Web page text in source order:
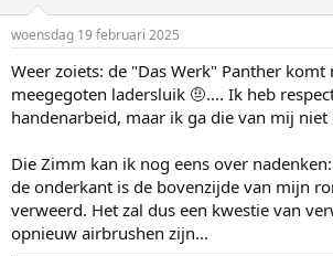
n
e
n
:
woensdag 19 februari 2025
Weer zoiets: de "Das Werk" Panther komt
meegegoten ladersluik 🤨.... Ik heb
handenarbeid, maar ik ga die van mij niet
Die Zimm kan ik nog eens over
de onderkant is de bovenzijde van mijn
verweerd. Het zal dus een kwestie van
opnieuw airbrushen zijn...